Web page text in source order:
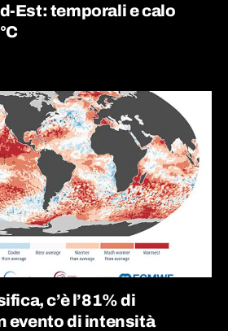
Est: temporali e calo
c’è l’81% di
evento di intensità